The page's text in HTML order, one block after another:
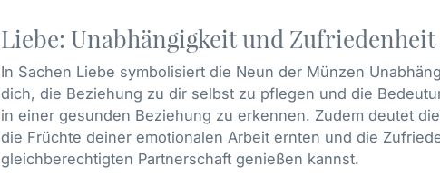
Liebe: Unabhängigkeit und Zufriedenheit
In Sachen Liebe symbolisiert die Neun der Münzen
dich, die Beziehung zu dir selbst zu pflegen und die
in einer gesunden Beziehung zu erkennen. Zudem deutet
die Früchte deiner emotionalen Arbeit ernten und die
gleichberechtigten Partnerschaft genießen kannst.